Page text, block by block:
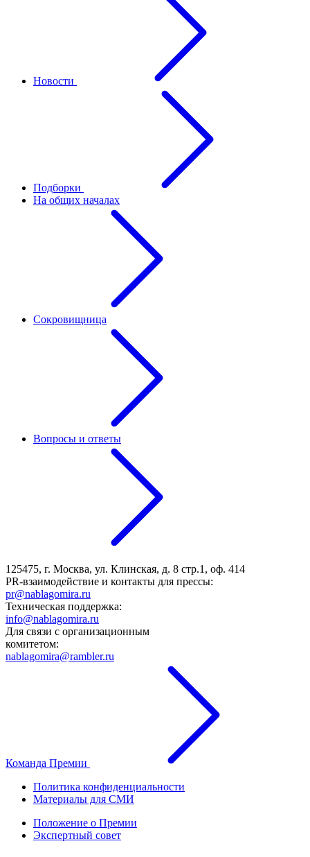
Новости
Подборки
На общих началах
Сокровищница
Вопросы и ответы
125475, г. Москва, ул. Клинская, д. 8 стр.1, оф. 414
PR-взаимодействие и контакты для прессы:
pr@nablagomira.ru
Техническая поддержка:
info@nablagomira.ru
Для связи с организационным
комитетом:
nablagomira@rambler.ru
Команда Премии
Политика конфиденциальности
Материалы для СМИ
Положение о Премии
Экспертный совет